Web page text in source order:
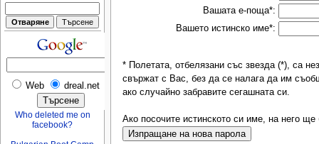
Вашата е-поща*:
Вашето истинско име*:
* Полетата, отбелязани със звезда (*), са
свържат с Вас, без да се налага да им
ако случайно забравите сегашната си.
Ако посочите истинското си име, на него
Web dreal.net
Who deleted me on
facebook?